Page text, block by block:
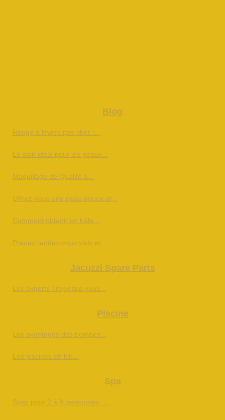
Blog
Rouge à lèvres pas cher :...
Le soin idéal pour les peaux...
Maquillage de Qualité à...
Offrez-vous une peau douce et...
Comment obtenir un hâle...
Prenez rendez-vous visio et...
Jacuzzi Spare Parts
Les experts Tropicspa vous...
Piscine
Les avantages des pompes...
Les piscines en kit:...
Spa
Spas pour 2 à 8 personnes :...